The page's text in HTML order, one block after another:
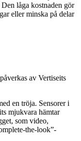
låga kostnaden gör
eller minska på delar
av Vertiseits
en tröja. Sensorer i
mjukvara hämtar
som video,
the-look”-